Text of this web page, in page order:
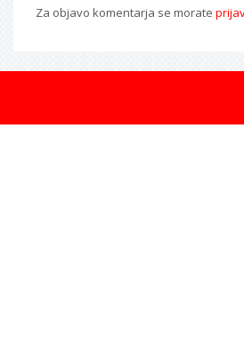
Za objavo komentarja se morate